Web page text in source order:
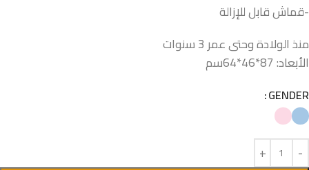
-قماش قابل للإزالة
منذ الولادة وحتى عمر 3 سنوات
الأبعاد: 87*46*64سم
GENDER